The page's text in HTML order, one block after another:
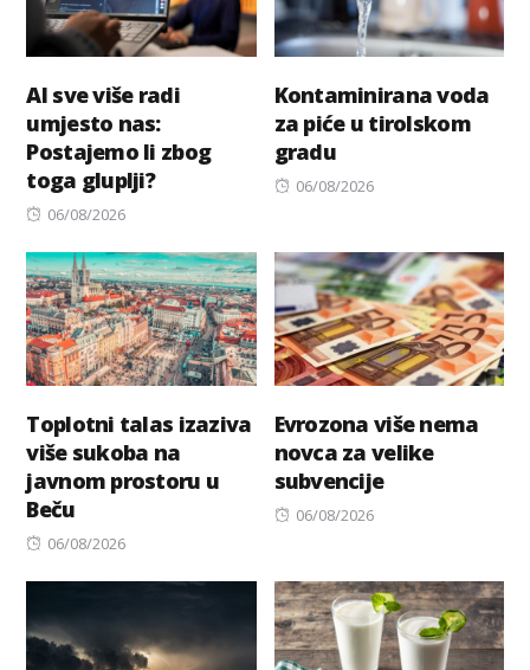
AI sve više radi
umjesto nas:
Postajemo li zbog
toga gluplji?
Posted
06/08/2026
Kontaminirana voda
za piće u tirolskom
gradu
Posted
06/08/2026
Toplotni talas izaziva
više sukoba na
javnom prostoru u
Beču
Posted
06/08/2026
Evrozona više nema
novca za velike
subvencije
Posted
06/08/2026